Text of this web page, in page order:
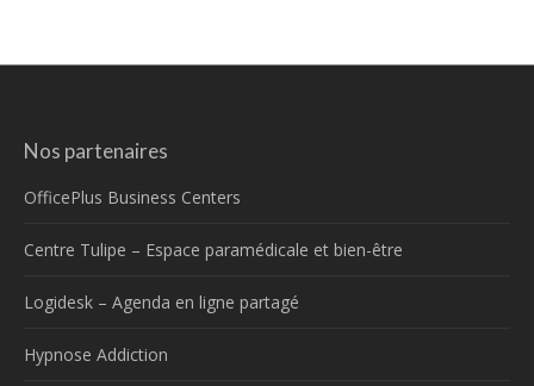
Nos partenaires
OfficePlus Business Centers
Centre Tulipe – Espace paramédicale et bien-être
Logidesk – Agenda en ligne partagé
Hypnose Addiction